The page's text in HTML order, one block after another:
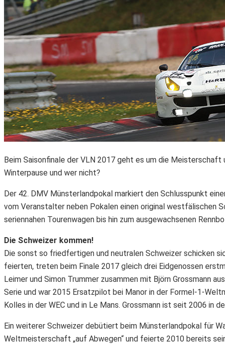
Beim Saisonfinale der VLN 2017 geht es um die
Winterpause und wer nicht?
Der 42. DMV Münsterlandpokal markiert den Schlusspunkt
vom Veranstalter neben Pokalen einen original westfälischen
seriennahen Tourenwagen bis hin zum ausgewachsenen
Die Schweizer kommen!
Die sonst so friedfertigen und neutralen Schweizer schicken
feierten, treten beim Finale 2017 gleich drei Eidgenossen
Leimer und Simon Trummer zusammen mit Björn Grossmann
Serie und war 2015 Ersatzpilot bei Manor in der Formel-1-
Kolles in der WEC und in Le Mans. Grossmann ist seit 2006 in
Ein weiterer Schweizer debütiert beim Münsterlandpokal für
Weltmeisterschaft „auf Abwegen“ und feierte 2010 bereits